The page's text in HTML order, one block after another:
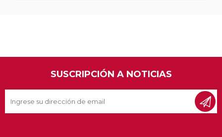
SUSCRIPCIÓN A NOTICIAS